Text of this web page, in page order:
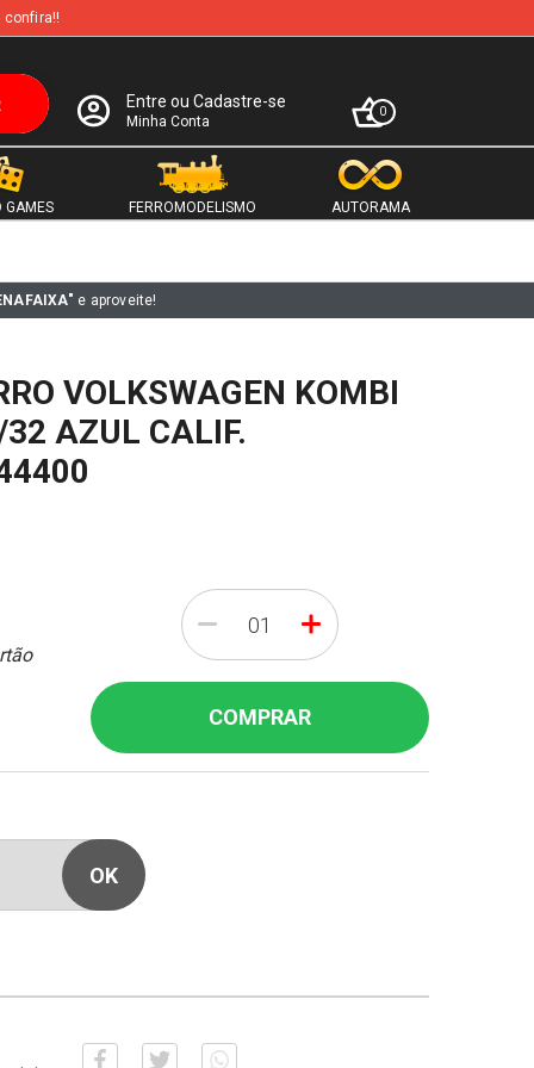
confira!!
Entre ou Cadastre-se
Minha Conta
0
GAMES FERROMODELISMO AUTORAMA
e aproveite!
VOLKSWAGEN KOMBI
AZUL CALIF.
- +
COMPRAR